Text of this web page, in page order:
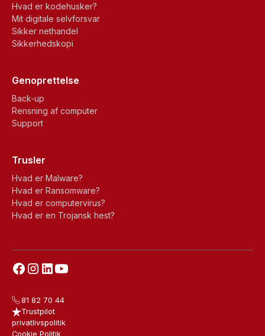
Hvad er kodehusker?
Mit digitale selvforsvar
Sikker nethandel
Sikkerhedskopi
Genoprettelse
Back-up
Rensning af computer
Support
Trusler
Hvad er Malware?
Hvad er Ransomware?
Hvad er computervirus?
Hvad er en Trojansk hest?
81 82 70 44
Trustpilot
privatlivspolitik
Cookie Politik